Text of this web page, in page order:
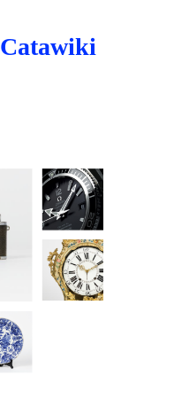
Catawiki